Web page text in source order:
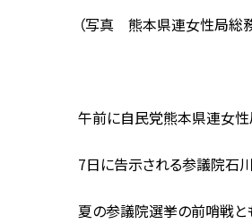
（写真 熊本県連女性局総
午前に自民党熊本県連女性
7日に告示される参議院石
夏の参議院選挙の前哨戦と